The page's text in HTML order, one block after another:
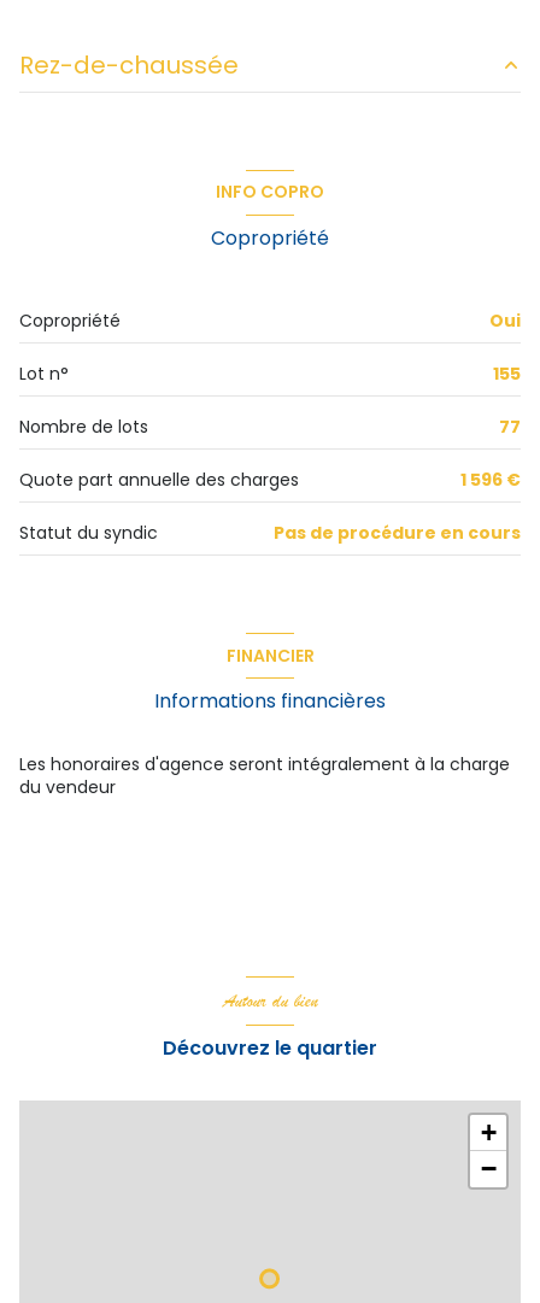
vue DEGAGEE
balcon
interphone
Rez-de-chaussée
INFO COPRO
Copropriété
Copropriété Oui
Lot n° 155
Nombre de lots 77
Quote part annuelle des charges 1 596 €
Statut du syndic Pas de procédure en cours
FINANCIER
Informations financières
Les honoraires d'agence seront intégralement à la charge
du vendeur
Autour du bien
Découvrez le quartier
+
−